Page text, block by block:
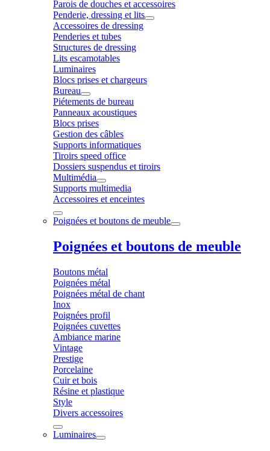
Parois de douches et accessoires
Penderie, dressing et lits
Accessoires de dressing
Penderies et tubes
Structures de dressing
Lits escamotables
Luminaires
Blocs prises et chargeurs
Bureau
Piétements de bureau
Panneaux acoustiques
Blocs prises
Gestion des câbles
Supports informatiques
Tiroirs speed office
Dossiers suspendus et tiroirs
Multimédia
Supports multimedia
Accessoires et enceintes
Poignées et boutons de meuble
Poignées et boutons de meuble
Boutons métal
Poignées métal
Poignées métal de chant
Inox
Poignées profil
Poignées cuvettes
Ambiance marine
Vintage
Prestige
Porcelaine
Cuir et bois
Résine et plastique
Style
Divers accessoires
Luminaires